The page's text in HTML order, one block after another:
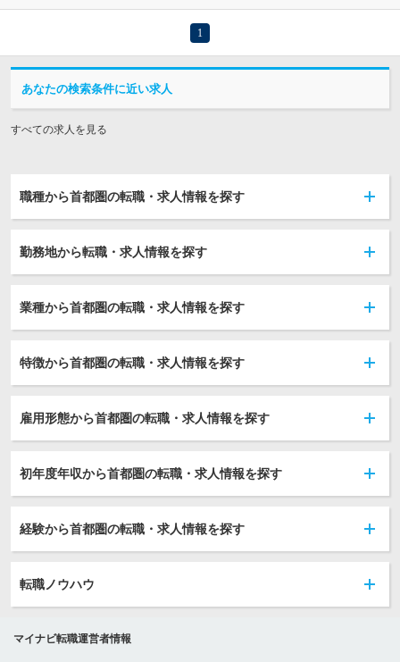
1
あなたの検索条件に近い求人
すべての求人を見る
職種から首都圏の転職・求人情報を探す
勤務地から転職・求人情報を探す
業種から首都圏の転職・求人情報を探す
特徴から首都圏の転職・求人情報を探す
雇用形態から首都圏の転職・求人情報を探す
初年度年収から首都圏の転職・求人情報を探す
経験から首都圏の転職・求人情報を探す
転職ノウハウ
マイナビ転職運営者情報